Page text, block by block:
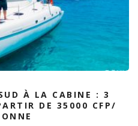
À LA CABINE : 3
DE 35000 CFP/